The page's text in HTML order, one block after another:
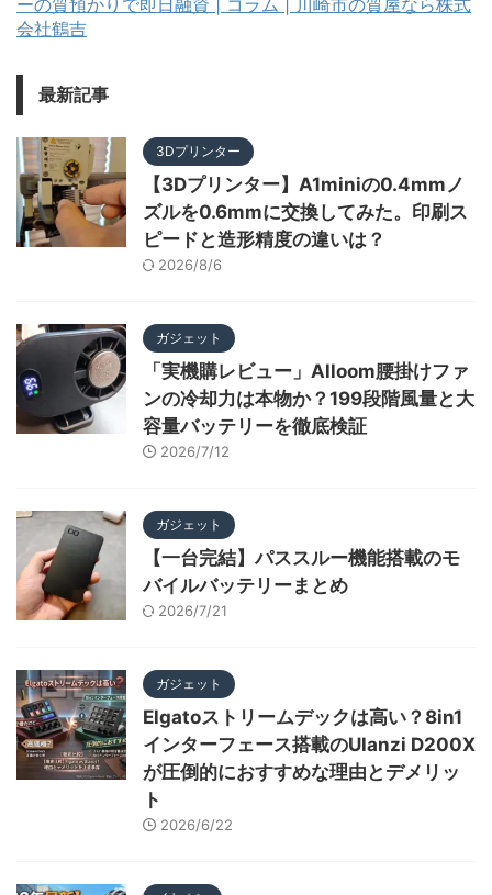
ーの質預かりで即日融資 | コラム | 川崎市の質屋なら株式
会社鶴吉
最新記事
3Dプリンター
【3Dプリンター】A1miniの0.4mmノ
ズルを0.6mmに交換してみた。印刷ス
ピードと造形精度の違いは？
2026/8/6
ガジェット
「実機購レビュー」Alloom腰掛けファ
ンの冷却力は本物か？199段階風量と大
容量バッテリーを徹底検証
2026/7/12
ガジェット
【一台完結】パススルー機能搭載のモ
バイルバッテリーまとめ
2026/7/21
ガジェット
Elgatoストリームデックは高い？8in1
インターフェース搭載のUlanzi D200X
が圧倒的におすすめな理由とデメリッ
ト
2026/6/22